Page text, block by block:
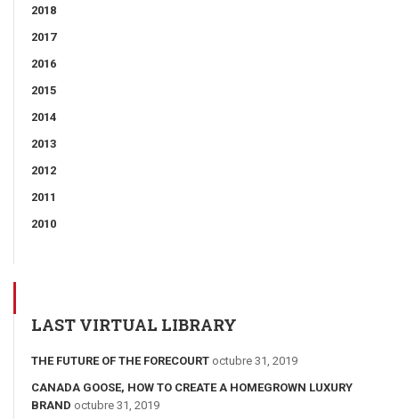
2018
2017
2016
2015
2014
2013
2012
2011
2010
LAST VIRTUAL LIBRARY
THE FUTURE OF THE FORECOURT octubre 31, 2019
CANADA GOOSE, HOW TO CREATE A HOMEGROWN LUXURY
BRAND octubre 31, 2019